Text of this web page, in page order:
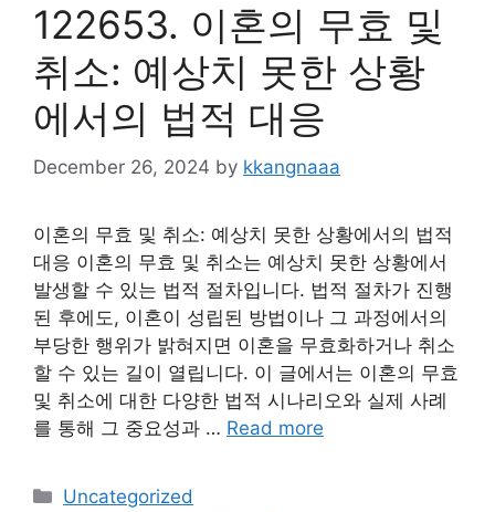
122653. 이혼의 무효 및
취소: 예상치 못한 상황
에서의 법적 대응
December 26, 2024 by kkangnaaa
이혼의 무효 및 취소: 예상치 못한 상황에서의 법적
대응 이혼의 무효 및 취소는 예상치 못한 상황에서
발생할 수 있는 법적 절차입니다. 법적 절차가 진행
된 후에도, 이혼이 성립된 방법이나 그 과정에서의
부당한 행위가 밝혀지면 이혼을 무효화하거나 취소
할 수 있는 길이 열립니다. 이 글에서는 이혼의 무효
및 취소에 대한 다양한 법적 시나리오와 실제 사례
를 통해 그 중요성과 … Read more
Categories
Uncategorized